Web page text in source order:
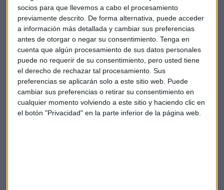
socios para que llevemos a cabo el procesamiento
previamente descrito. De forma alternativa, puede acceder
a información más detallada y cambiar sus preferencias
antes de otorgar o negar su consentimiento. Tenga en
cuenta que algún procesamiento de sus datos personales
puede no requerir de su consentimiento, pero usted tiene
el derecho de rechazar tal procesamiento. Sus
preferencias se aplicarán solo a este sitio web. Puede
cambiar sus preferencias o retirar su consentimiento en
cualquier momento volviendo a este sitio y haciendo clic en
el botón "Privacidad" en la parte inferior de la página web.
POLÍTICA
Ley trans, ¿por qué Pedro Sánchez no ha escuchado a
las feministas del PSOE?
Lucía Martín